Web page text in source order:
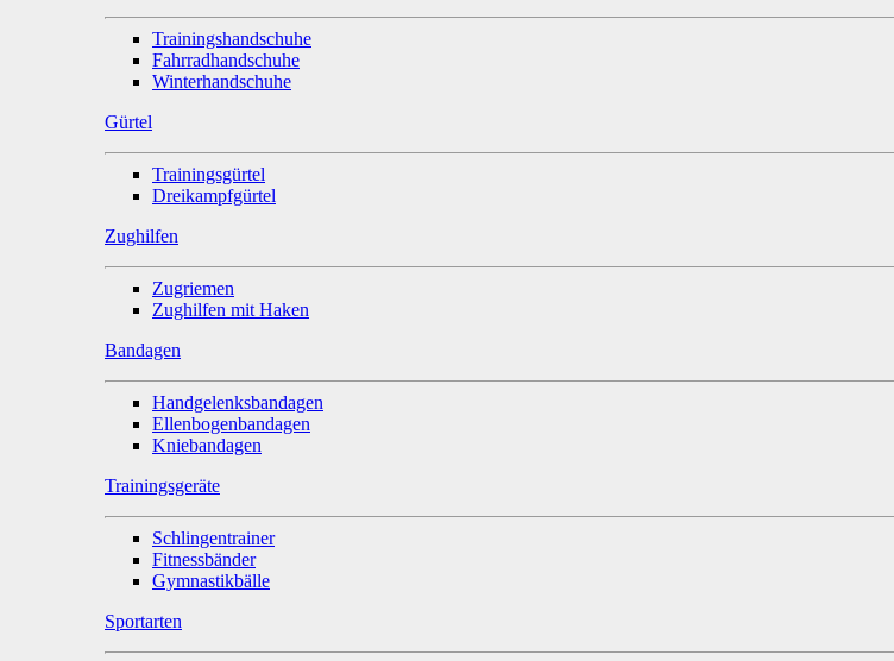
Trainingshandschuhe
Fahrradhandschuhe
Winterhandschuhe
Gürtel
Trainingsgürtel
Dreikampfgürtel
Zughilfen
Zugriemen
Zughilfen mit Haken
Bandagen
Handgelenksbandagen
Ellenbogenbandagen
Kniebandagen
Trainingsgeräte
Schlingentrainer
Fitnessbänder
Gymnastikbälle
Sportarten